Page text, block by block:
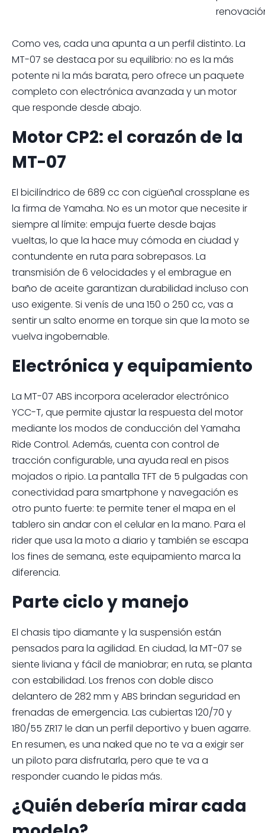
Como ves, cada una apunta a un perfil distinto. La
MT-07 se destaca por su equilibrio: no es la más
potente ni la más barata, pero ofrece un paquete
completo con electrónica avanzada y un motor
que responde desde abajo.
Motor CP2: el corazón de la
MT-07
El bicilíndrico de 689 cc con cigüeñal crossplane es
la firma de Yamaha. No es un motor que necesite ir
siempre al límite: empuja fuerte desde bajas
vueltas, lo que la hace muy cómoda en ciudad y
contundente en ruta para sobrepasos. La
transmisión de 6 velocidades y el embrague en
baño de aceite garantizan durabilidad incluso con
uso exigente. Si venís de una 150 o 250 cc, vas a
sentir un salto enorme en torque sin que la moto se
vuelva ingobernable.
Electrónica y equipamiento
La MT-07 ABS incorpora acelerador electrónico
YCC-T, que permite ajustar la respuesta del motor
mediante los modos de conducción del Yamaha
Ride Control. Además, cuenta con control de
tracción configurable, una ayuda real en pisos
mojados o ripio. La pantalla TFT de 5 pulgadas con
conectividad para smartphone y navegación es
otro punto fuerte: te permite tener el mapa en el
tablero sin andar con el celular en la mano. Para el
rider que usa la moto a diario y también se escapa
los fines de semana, este equipamiento marca la
diferencia.
Parte ciclo y manejo
El chasis tipo diamante y la suspensión están
pensados para la agilidad. En ciudad, la MT-07 se
siente liviana y fácil de maniobrar; en ruta, se planta
con estabilidad. Los frenos con doble disco
delantero de 282 mm y ABS brindan seguridad en
frenadas de emergencia. Las cubiertas 120/70 y
180/55 ZR17 le dan un perfil deportivo y buen agarre.
En resumen, es una naked que no te va a exigir ser
un piloto para disfrutarla, pero que te va a
responder cuando le pidas más.
¿Quién debería mirar cada